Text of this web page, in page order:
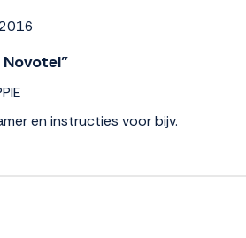
en instructies voor bijv.